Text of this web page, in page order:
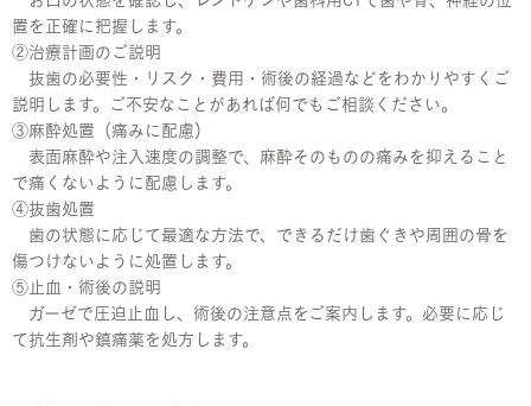
置を正確に把握します。
②治療計画のご説明
抜歯の必要性・リスク・費用・術後の経過などをわかりやすくご
説明します。ご不安なことがあれば何でもご相談ください。
③麻酔処置（痛みに配慮）
表面麻酔や注入速度の調整で、麻酔そのものの痛みを抑えること
で痛くないように配慮します。
④抜歯処置
歯の状態に応じて最適な方法で、できるだけ歯ぐきや周囲の骨を
傷つけないように処置します。
⑤止血・術後の説明
ガーゼで圧迫止血し、術後の注意点をご案内します。必要に応じ
て抗生剤や鎮痛薬を処方します。